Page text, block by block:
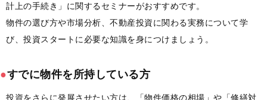
計上の手続き」に関するセミナーがおすすめです。
物件の選び方や市場分析、不動産投資に関わる実務について学
び、投資スタートに必要な知識を身につけましょう。
●すでに物件を所持している方
投資をさらに発展させたい方は、「物件価格の相場」や「修繕対